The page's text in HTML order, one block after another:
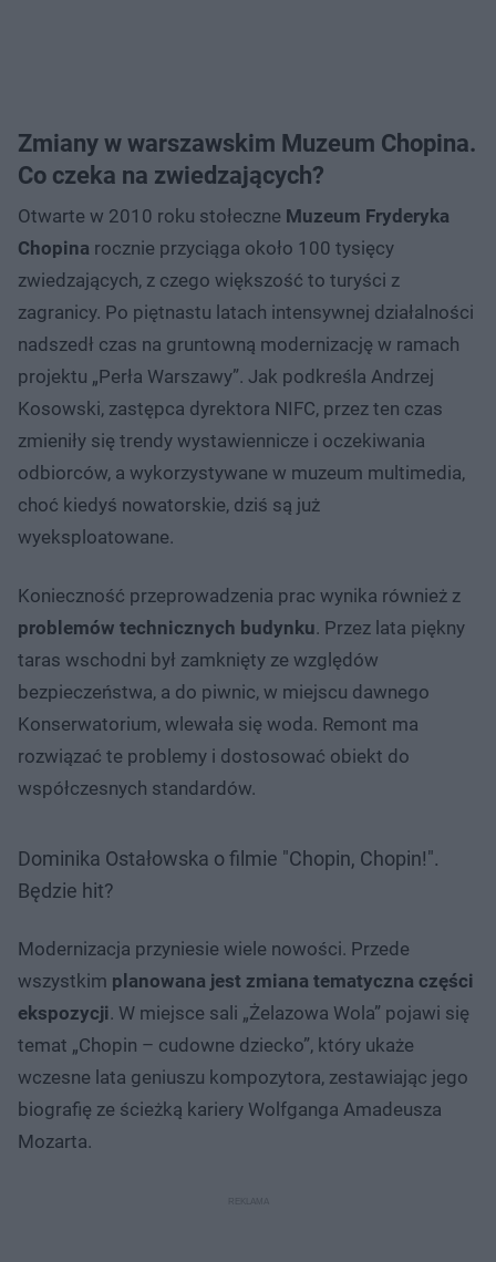
Zmiany w warszawskim Muzeum Chopina.
Co czeka na zwiedzających?
Otwarte w 2010 roku stołeczne Muzeum Fryderyka
Chopina rocznie przyciąga około 100 tysięcy
zwiedzających, z czego większość to turyści z
zagranicy. Po piętnastu latach intensywnej działalności
nadszedł czas na gruntowną modernizację w ramach
projektu „Perła Warszawy”. Jak podkreśla Andrzej
Kosowski, zastępca dyrektora NIFC, przez ten czas
zmieniły się trendy wystawiennicze i oczekiwania
odbiorców, a wykorzystywane w muzeum multimedia,
choć kiedyś nowatorskie, dziś są już
wyeksploatowane.
Konieczność przeprowadzenia prac wynika również z
problemów technicznych budynku. Przez lata piękny
taras wschodni był zamknięty ze względów
bezpieczeństwa, a do piwnic, w miejscu dawnego
Konserwatorium, wlewała się woda. Remont ma
rozwiązać te problemy i dostosować obiekt do
współczesnych standardów.
Dominika Ostałowska o filmie "Chopin, Chopin!".
Będzie hit?
Modernizacja przyniesie wiele nowości. Przede
wszystkim planowana jest zmiana tematyczna części
ekspozycji. W miejsce sali „Żelazowa Wola” pojawi się
temat „Chopin – cudowne dziecko”, który ukaże
wczesne lata geniuszu kompozytora, zestawiając jego
biografię ze ścieżką kariery Wolfganga Amadeusza
Mozarta.